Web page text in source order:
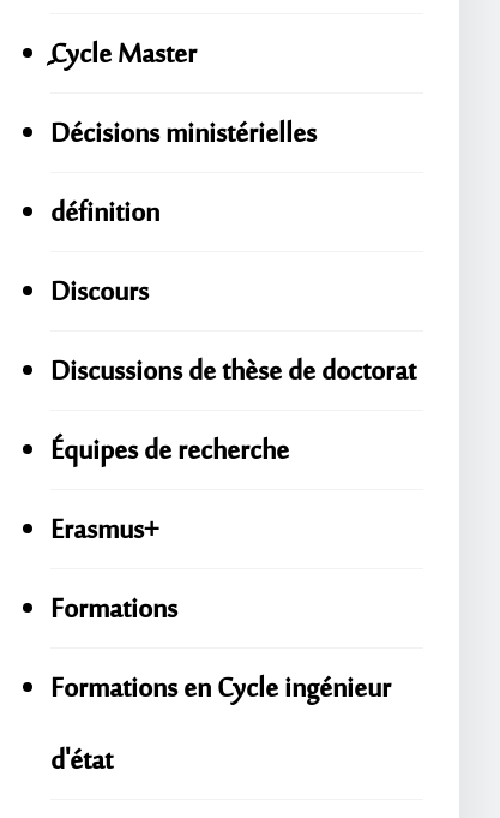
ِِِCycle Master
Décisions ministérielles
définition
Discours
Discussions de thèse de doctorat
Équipes de recherche
Erasmus+
Formations
Formations en Cycle ingénieur
d'état